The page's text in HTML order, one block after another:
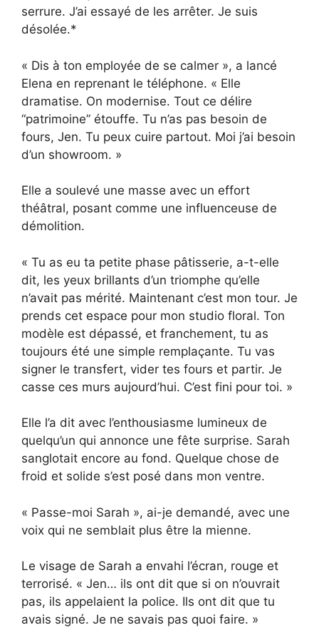
serrure. J’ai essayé de les arrêter. Je suis
désolée.*
« Dis à ton employée de se calmer », a lancé
Elena en reprenant le téléphone. « Elle
dramatise. On modernise. Tout ce délire
“patrimoine” étouffe. Tu n’as pas besoin de
fours, Jen. Tu peux cuire partout. Moi j’ai besoin
d’un showroom. »
Elle a soulevé une masse avec un effort
théâtral, posant comme une influenceuse de
démolition.
« Tu as eu ta petite phase pâtisserie, a-t-elle
dit, les yeux brillants d’un triomphe qu’elle
n’avait pas mérité. Maintenant c’est mon tour. Je
prends cet espace pour mon studio floral. Ton
modèle est dépassé, et franchement, tu as
toujours été une simple remplaçante. Tu vas
signer le transfert, vider tes fours et partir. Je
casse ces murs aujourd’hui. C’est fini pour toi. »
Elle l’a dit avec l’enthousiasme lumineux de
quelqu’un qui annonce une fête surprise. Sarah
sanglotait encore au fond. Quelque chose de
froid et solide s’est posé dans mon ventre.
« Passe-moi Sarah », ai-je demandé, avec une
voix qui ne semblait plus être la mienne.
Le visage de Sarah a envahi l’écran, rouge et
terrorisé. « Jen… ils ont dit que si on n’ouvrait
pas, ils appelaient la police. Ils ont dit que tu
avais signé. Je ne savais pas quoi faire. »